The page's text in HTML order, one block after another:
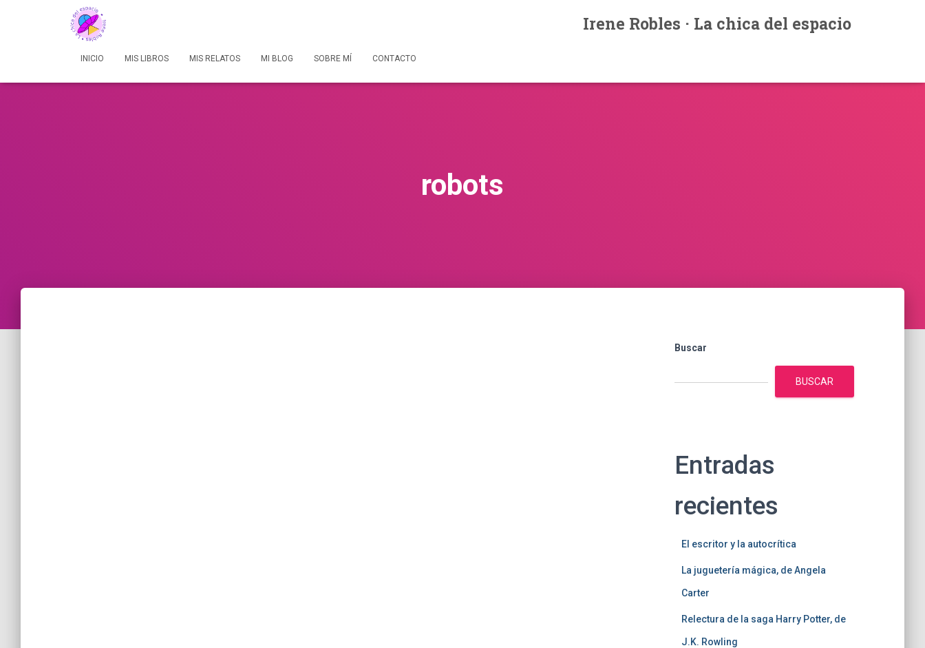
Irene Robles · La chica del espacio
INICIO MIS LIBROS MIS RELATOS MI BLOG SOBRE MÍ CONTACTO
robots
Buscar
BUSCAR
Entradas
recientes
El escritor y la autocrítica
La juguetería mágica, de Angela
Carter
Relectura de la saga Harry Potter, de
J.K. Rowling